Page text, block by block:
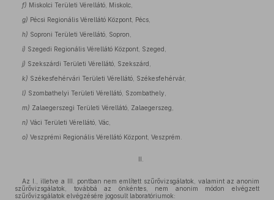
f) Miskolci Területi Vérellátó, Miskolc,
g) Pécsi Regionális Vérellátó Központ, Pécs,
h) Soproni Területi Vérellátó, Sopron,
i) Szegedi Regionális Vérellátó Központ, Szeged,
j) Szekszárdi Területi Vérellátó, Szekszárd,
k) Székesfehérvári Területi Vérellátó, Székesfehérvár,
l) Szombathelyi Területi Vérellátó, Szombathely,
m) Zalaegerszegi Területi Vérellátó, Zalaegerszeg,
n) Váci Területi Vérellátó, Vác,
o) Veszprémi Regionális Vérellátó Központ, Veszprém.
II.
Az I., illetve a III. pontban nem említett szűrővizsgálatok, valamint az anonim
szűrővizsgálatok, továbbá az önkéntes, nem anonim módon elvégzett
szűrővizsgálatok elvégzésére jogosult laboratóriumok: